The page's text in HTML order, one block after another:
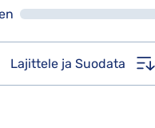
Lajittele ja Suodata